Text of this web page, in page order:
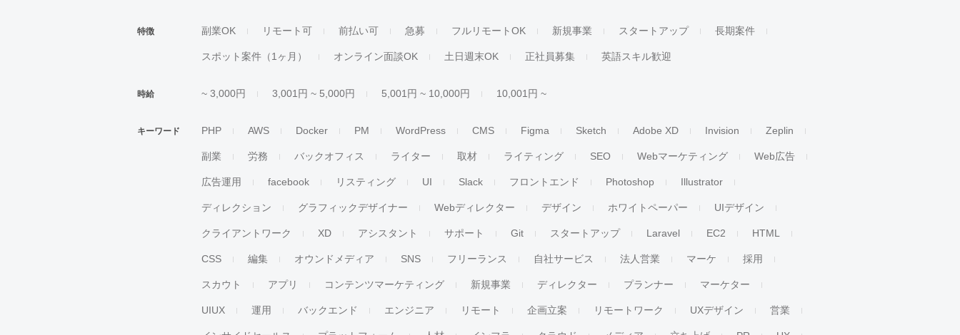
特徴 副業OK リモート可 前払い可 急募 フルリモートOK 新規事業 スタートアップ 長期案件
スポット案件（1ヶ月） オンライン面談OK 土日週末OK 正社員募集 英語スキル歓迎
時給 ~ 3,000円 3,001円 ~ 5,000円 5,001円 ~ 10,000円 10,001円 ~
キーワード PHP AWS Docker PM WordPress CMS Figma Sketch Adobe XD Invision Zeplin
副業 労務 バックオフィス ライター 取材 ライティング SEO Webマーケティング Web広告
広告運用 facebook リスティング UI Slack フロントエンド Photoshop Illustrator
ディレクション グラフィックデザイナー Webディレクター デザイン ホワイトペーパー UIデザイン
クライアントワーク XD アシスタント サポート Git スタートアップ Laravel EC2 HTML
CSS 編集 オウンドメディア SNS フリーランス 自社サービス 法人営業 マーケ 採用
スカウト アプリ コンテンツマーケティング 新規事業 ディレクター プランナー マーケター
UIUX 運用 バックエンド エンジニア リモート 企画立案 リモートワーク UXデザイン 営業